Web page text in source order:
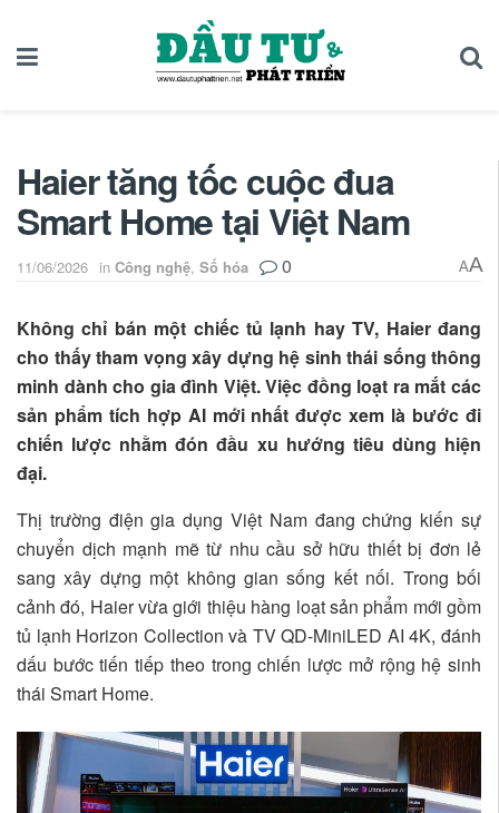
Haier tăng tốc cuộc đua
Smart Home tại Việt Nam
11/06/2026 in Công nghệ, Số hóa 0 AA
Không chỉ bán một chiếc tủ lạnh hay TV, Haier đang
cho thấy tham vọng xây dựng hệ sinh thái sống thông
minh dành cho gia đình Việt. Việc đồng loạt ra mắt các
sản phẩm tích hợp AI mới nhất được xem là bước đi
chiến lược nhằm đón đầu xu hướng tiêu dùng hiện
đại.
Thị trường điện gia dụng Việt Nam đang chứng kiến sự
chuyển dịch mạnh mẽ từ nhu cầu sở hữu thiết bị đơn lẻ
sang xây dựng một không gian sống kết nối. Trong bối
cảnh đó, Haier vừa giới thiệu hàng loạt sản phẩm mới gồm
tủ lạnh Horizon Collection và TV QD-MiniLED AI 4K, đánh
dấu bước tiến tiếp theo trong chiến lược mở rộng hệ sinh
thái Smart Home.